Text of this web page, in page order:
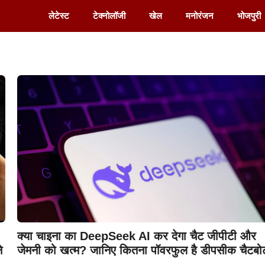
लेटेस्ट टेक्नोलॉजी खेल मनोरंजन भोजपुरी
क्या चाइना का DeepSeek AI कर देगा चैट जीपीटी और
जेमनी को खत्म? जानिए कितना पॉवरफुल है डीपसीक